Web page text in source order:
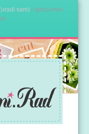
sam) / igrica-mini-